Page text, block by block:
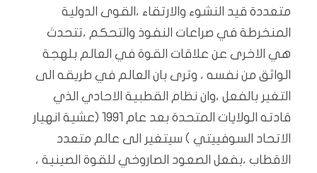
متعددة قيد النشوء والارتقاء ،القوى الدولية
المنخرطة في صراعات النفوذ والتحكم ،تتحدث
هي الاخرى عن علاقات القوة في العالم بلهجة
الواثق من نفسه ، وترى بان العالم في طريقه الى
التغير بالفعل ،وان نظام القطبية الاحادي الذي
قادته الولايات المتحدة بعد عام 1991 (عشية انهيار
الاتحاد السوفييتي ) سيتغير الى عالم متعدد
الاقطاب ،بفعل الصعود الصاروخي للقوة الصينية ،